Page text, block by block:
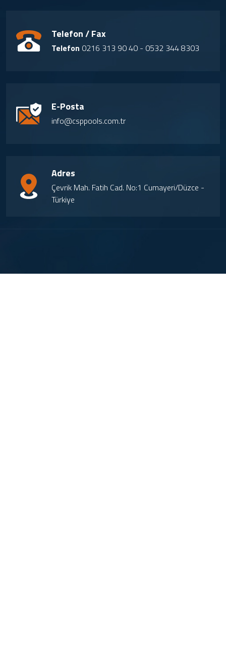
Telefon / Fax
Telefon 0216 313 90 40 - 0532 344 8303
E-Posta
info@csppools.com.tr
Adres
Çevrik Mah. Fatih Cad. No:1 Cumayeri/Düzce -
Türkiye